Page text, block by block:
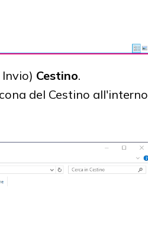
Cestino.
del Cestino all'interno